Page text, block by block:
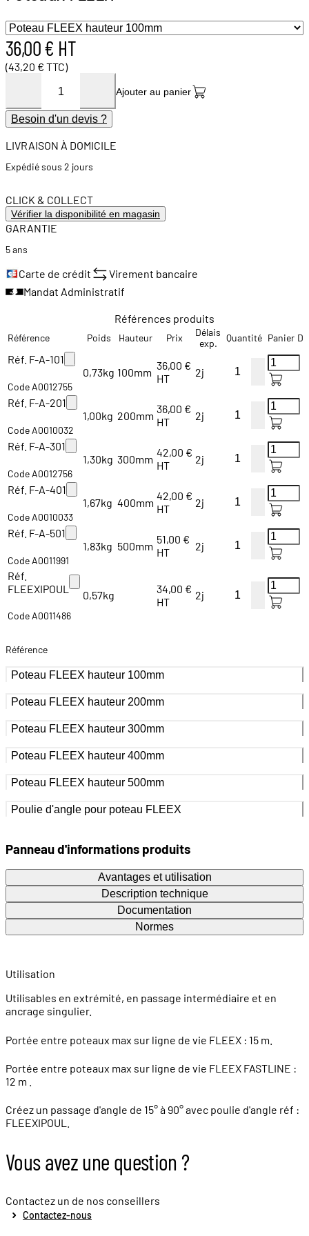
36,00 € HT
(43,20 € TTC)
Ajouter au panier
Besoin d'un devis ?
LIVRAISON À DOMICILE
Expédié sous 2 jours
CLICK & COLLECT
Vérifier la disponibilité en magasin
GARANTIE
5 ans
Carte de crédit
Virement bancaire
Mandat Administratif
Références produits
Référence Poids Hauteur Prix
Délais
exp.
Quantité Panier
Réf. F-A-101
Code A0012755
0,73kg 100mm
36,00 €
HT
2j
Réf. F-A-201
Code A0010032
1,00kg 200mm
36,00 €
HT
2j
Réf. F-A-301
Code A0012756
1,30kg 300mm
42,00 €
HT
2j
Réf. F-A-401
Code A0010033
1,67kg 400mm
42,00 €
HT
2j
Réf. F-A-501
Code A0011991
1,83kg 500mm
51,00 €
HT
2j
Réf.
FLEEXIPOUL
Code A0011486
0,57kg
34,00 €
HT
2j
Référence
Poteau FLEEX hauteur 100mm
Poteau FLEEX hauteur 200mm
Poteau FLEEX hauteur 300mm
Poteau FLEEX hauteur 400mm
Poteau FLEEX hauteur 500mm
Poulie d'angle pour poteau FLEEX
Panneau d'informations produits
Avantages et utilisation
Description technique
Documentation
Normes
Utilisation
Utilisables en extrémité, en passage intermédiaire et en
ancrage singulier.
Portée entre poteaux max sur ligne de vie FLEEX : 15 m.
Portée entre poteaux max sur ligne de vie FLEEX FASTLINE :
12 m .
Créez un passage d'angle de 15° à 90° avec poulie d'angle réf :
FLEEXIPOUL.
Vous avez une question ?
Contactez un de nos conseillers
Contactez-nous